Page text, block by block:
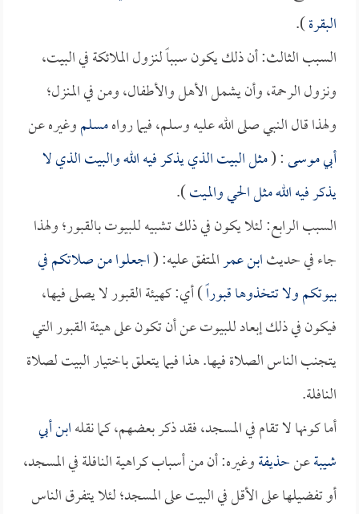
البقرة).
السبب الثالث: أن ذلك يكون سبباً لنزول الملائكة في البيت،
ونزول الرحمة، وأن يشمل الأهل والأطفال، ومن في المنزل؛
ولهذا قال النبي صلى الله عليه وسلم، فيما رواهمسلموغيره عن
أبي موسى: (مثل البيت الذي يذكر فيه الله والبيت الذي لا
يذكر فيه الله مثل الحي والميت).
السبب الرابع: لئلا يكون في ذلك تشبيه للبيوت بالقبور؛ ولهذا
جاء في حديثابن عمرالمتفق عليه: (اجعلوا من صلاتكم في
بيوتكم ولا تتخذوها قبوراً) أي: كهيئة القبور لا يصلى فيها،
فيكون في ذلك إبعاد للبيوت عن أن تكون على هيئة القبور التي
يتجنب الناس الصلاة فيها. هذا فيما يتعلق باختيار البيت لصلاة
النافلة.
أما كونها لا تقام في المسجد، فقد ذكر بعضهم، كما نقلهابن أبي
شيبةعنحذيفةوغيره: أن من أسباب كراهية النافلة في المسجد،
أو تفضيلها على الأقل في البيت على المسجد؛ لئلا يتفرق الناس